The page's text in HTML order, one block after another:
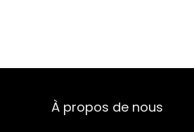
À propos de nous